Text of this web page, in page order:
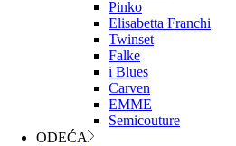
Pinko
Elisabetta Franchi
Twinset
Falke
i Blues
Carven
EMME
Semicouture
ODEĆA